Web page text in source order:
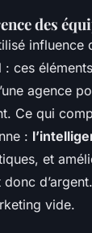
des
influence
ces
agence
Ce qui
:
et
vide.